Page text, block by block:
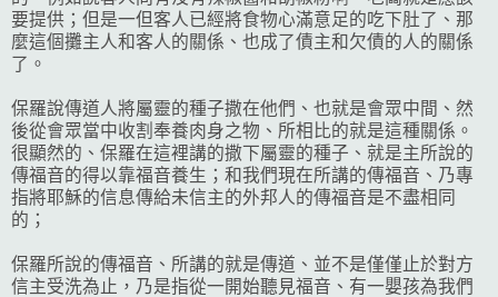
要提供；但是一但客人已經將食物心滿意足的吃下肚了、那
麼這個攤主人和客人的關係、也成了債主和欠債的人的關係
了。
保羅說傳道人將屬靈的種子撒在他們、也就是會眾中間、然
後從會眾當中收割奉養肉身之物、所相比的就是這種關係。
很顯然的、保羅在這裡講的撒下屬靈的種子、就是主所說的
傳福音的得以靠福音養生；和我們現在所講的傳福音、乃專
指將耶穌的信息傳給未信主的外邦人的傳福音是不盡相同
的；
保羅所說的傳福音、所講的就是傳道、並不是僅僅止於對方
信主受洗為止，乃是指從一開始聽見福音、有一嬰孩為我們